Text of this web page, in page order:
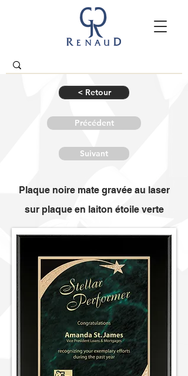
< Retour
Précédent
Suivant
Plaque noire mate gravée au laser
sur plaque en laiton étoile verte